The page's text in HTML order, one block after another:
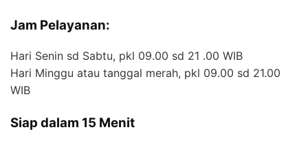
Jam Pelayanan:
Hari Senin sd Sabtu, pkl 09.00 sd 21 .00 WIB
Hari Minggu atau tanggal merah, pkl 09.00 sd 21.00
WIB
Siap dalam 15 Menit